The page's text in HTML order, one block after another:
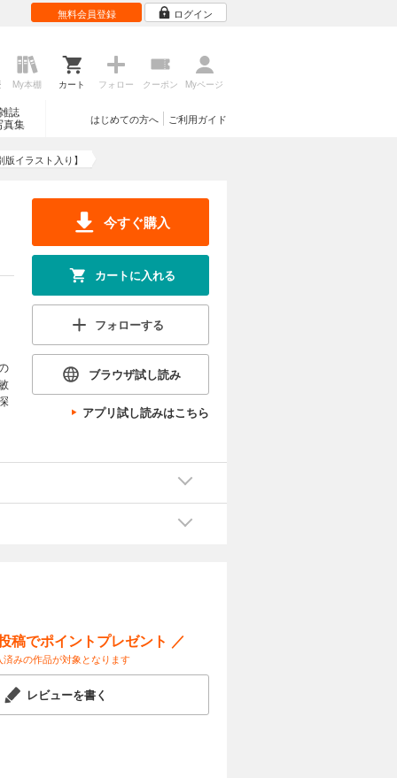
無料会員登録 ログイン
My本棚 カート フォロー クーポン Myページ
誌
真集
ご利用ガイド
はじめての方へ
イラスト入り】
今すぐ購入
カートに入れる
フォローする
ブラウザ試し読み
アプリ試し読みはこちら
稿でポイントプレゼント ／
済みの作品が対象となります
レビューを書く